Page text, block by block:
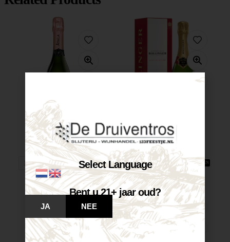
Ayala Rosé...
€ 39,95
Op voorraad
VOEG TOE AAN WINKELWAGEN
Bollinger Special...
€41,95
Op voorraad
VOEG TOE AAN WINKELWAGEN
Select Language
Bent u 21+ jaar oud?
JA NEE